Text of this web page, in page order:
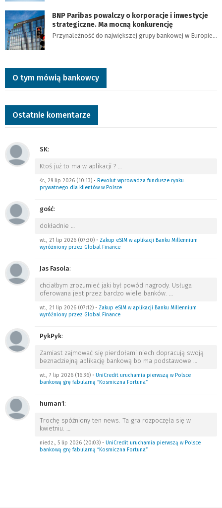
BNP Paribas powalczy o korporacje i inwestycje
strategiczne. Ma mocną konkurencję
Przynależność do największej grupy bankowej w Europie…
O tym mówią bankowcy
Ostatnie komentarze
SK:
Ktoś już to ma w aplikacji ? …
śr., 29 lip 2026 (10:13) • Revolut wprowadza fundusze rynku
prywatnego dla klientów w Polsce
gość:
dokładnie …
wt., 21 lip 2026 (07:30) • Zakup eSIM w aplikacji Banku Millennium
wyróżniony przez Global Finance
Jas Fasola:
chciałbym zrozumieć jaki był powód nagrody. Usługa
oferowana jest przez bardzo wiele banków. …
wt., 21 lip 2026 (07:12) • Zakup eSIM w aplikacji Banku Millennium
wyróżniony przez Global Finance
PykPyk:
Zamiast zajmować się pierdołami niech dopracują swoją
beznadziejną aplikację bankową bo ma podstawowe …
wt., 7 lip 2026 (16:36) • UniCredit uruchamia pierwszą w Polsce
bankową grę fabularną “Kosmiczna Fortuna”
human1:
Trochę spóźniony ten news. Ta gra rozpoczęła się w
kwietniu. …
niedz., 5 lip 2026 (20:03) • UniCredit uruchamia pierwszą w Polsce
bankową grę fabularną “Kosmiczna Fortuna”